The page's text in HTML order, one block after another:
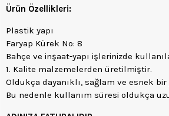
Ürün Özellikleri:
Plastik yapı
Faryap Kürek No: 8
Bahçe ve inşaat-yapı işlerinizde
1. Kalite malzemelerden üretilmiştir.
Oldukça dayanıklı, sağlam ve esnek bir
Bu nedenle kullanım süresi oldukça